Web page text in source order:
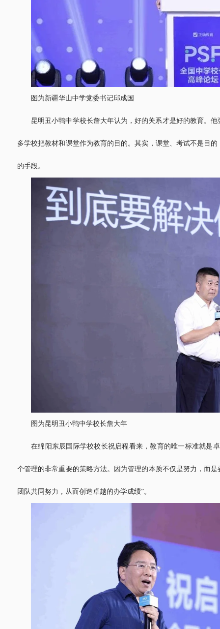
图为新疆华山中学党委书记邱成国
昆明丑小鸭中学校长詹大年认为，好的关系才是好的教育。
多学校把教材和课堂作为教育的目的。其实，课堂、考试不是目
的手段。
图为昆明丑小鸭中学校长詹大年
在绵阳东辰国际学校校长祝启程看来，教育的唯一标准就是
个管理的非常重要的策略方法。因为管理的本质不仅是努力，而
团队共同努力，从而创造卓越的办学成绩”。